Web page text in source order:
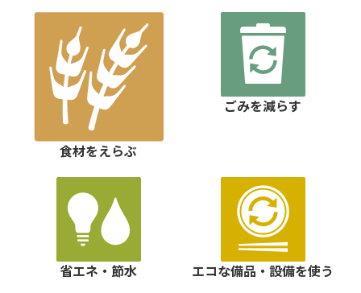
食材をえらぶ
ごみを減らす
省エネ・節水 エコな備品・設備を使う